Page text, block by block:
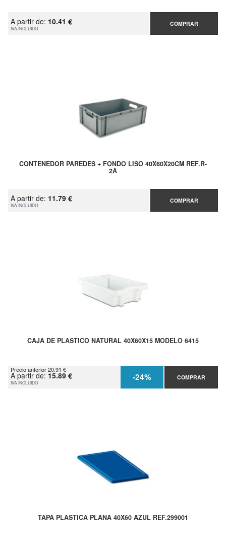
A partir de: 10.41 €
IVA INCLUIDO
COMPRAR
CONTENEDOR PAREDES + FONDO LISO 40X60X20CM REF.R-
2A
A partir de: 11.79 €
IVA INCLUIDO
COMPRAR
CAJA DE PLASTICO NATURAL 40X60X15 MODELO 6415
Precio anterior 20.91 €
A partir de: 15.89 €
IVA INCLUIDO -24% COMPRAR
TAPA PLASTICA PLANA 40X60 AZUL REF.299001